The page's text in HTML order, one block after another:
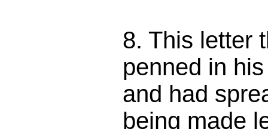
8. This letter
penned in
and had
being made